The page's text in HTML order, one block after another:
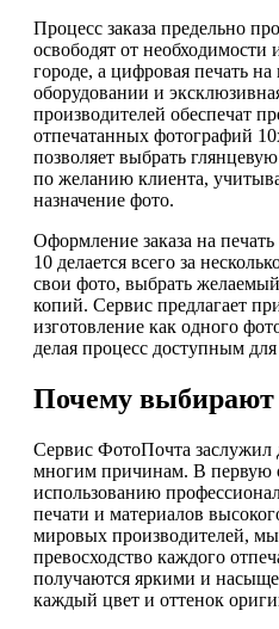
Процесс заказа предельно
освободят от
городе, а цифровая печать
оборудовании и
производителей обеспечат
отпечатанных фотографий
позволяет выбрать
по желанию клиента,
назначение фото.
Оформление заказа на
10 делается всего за
свои фото, выбрать
копий. Сервис предлагает
изготовление как одного
делая процесс доступным
Почему
Сервис ФотоПочта заслужил
многим причинам. В первую
использованию
печати и материалов
мировых производителей,
превосходство каждого
получаются яркими и
каждый цвет и оттенок